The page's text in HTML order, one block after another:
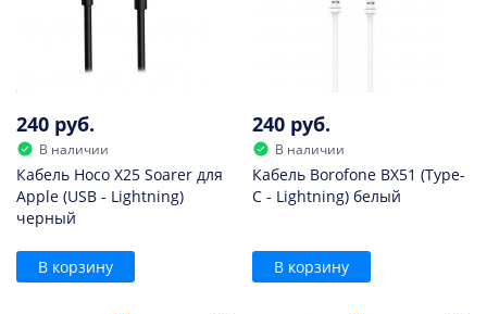
240 руб.
В наличии
Кабель Hoco X25 Soarer для
Apple (USB - Lightning)
черный
В корзину
240 руб.
В наличии
Кабель Borofone BX51 (Type-
C - Lightning) белый
В корзину